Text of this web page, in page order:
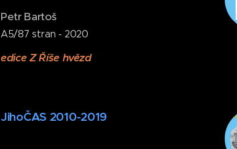
Petr Bartoš
A5/87 stran - 2020
edice Z Říše hvězd
JihoČAS 2010-2019